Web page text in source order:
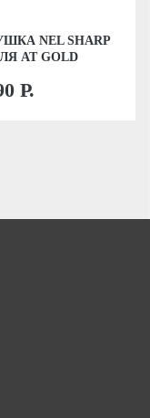
NEL SHARP
AT GOLD
Р.